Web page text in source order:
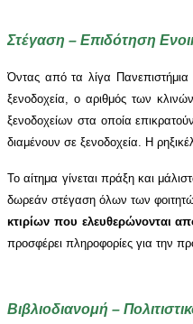
Στέγαση – Επιδότηση
Όντας από τα λίγα
ξενοδοχεία, ο αριθμός των
ξενοδοχείων στα οποία
διαμένουν σε ξενοδοχεία. Η
Το αίτημα γίνεται πράξη και
δωρεάν στέγαση όλων των
κτιρίων που ελευθερώνονται
προσφέρει πληροφορίες για την
Βιβλιοδιανομή –